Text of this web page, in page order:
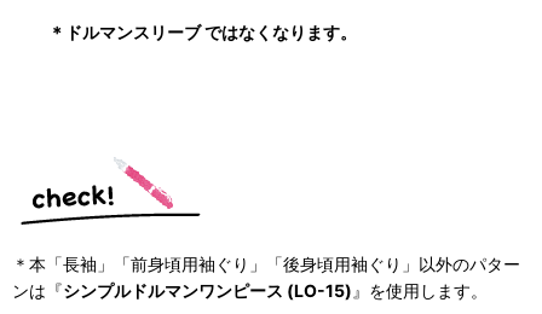
＊ドルマンスリーブ ではなくなります。
＊本「長袖」「前身頃用袖ぐり」「後身頃用袖ぐり」以外のパター
ンは『シンプルドルマンワンピース (LO-15) 』を使用します。